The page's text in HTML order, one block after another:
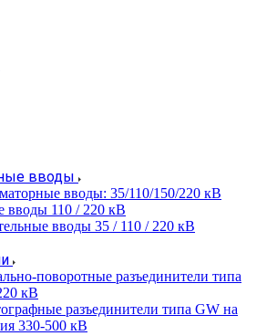
вводы
вводы: 35/110/150/220 кВ
вводы 110 / 220 кВ
вводы 35 / 110 / 220 кВ
поворотные разъединители типа
кВ
разъединители типа GW на
330-500 кВ